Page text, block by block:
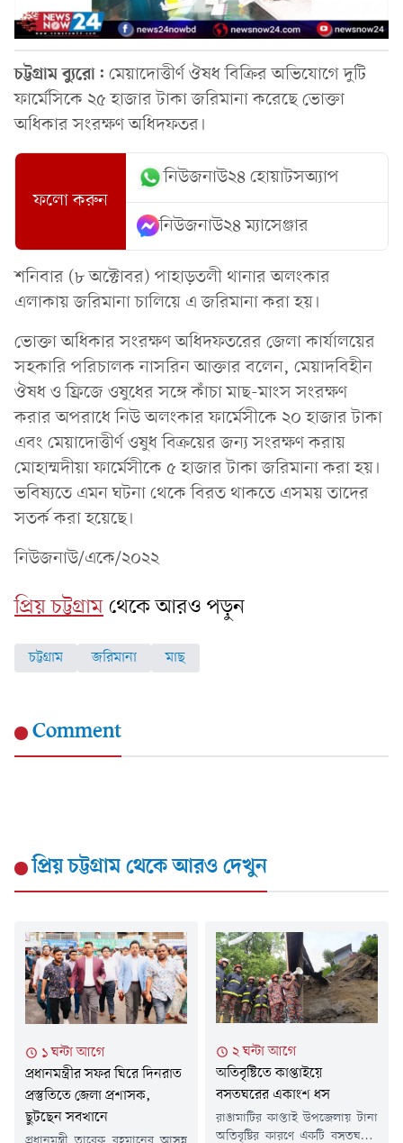
চট্টগ্রাম ব্যুরো: মেয়াদোত্তীর্ণ ঔষধ বিক্রির অভিযোগে দুটি
ফার্মেসিকে ২৫ হাজার টাকা জরিমানা করেছে ভোক্তা
অধিকার সংরক্ষণ অধিদফতর।
ফলো করুন
নিউজনাউ২৪ হোয়াটসঅ্যাপ
নিউজনাউ২৪ ম্যাসেঞ্জার
শনিবার (৮ অক্টোবর) পাহাড়তলী থানার অলংকার
এলাকায় জরিমানা চালিয়ে এ জরিমানা করা হয়।
ভোক্তা অধিকার সংরক্ষণ অধিদফতরের জেলা কার্যালয়ের
সহকারি পরিচালক নাসরিন আক্তার বলেন, মেয়াদবিহীন
ঔষধ ও ফ্রিজে ওষুধের সঙ্গে কাঁচা মাছ-মাংস সংরক্ষণ
করার অপরাধে নিউ অলংকার ফার্মেসীকে ২০ হাজার টাকা
এবং মেয়াদোত্তীর্ণ ওষুধ বিক্রয়ের জন্য সংরক্ষণ করায়
মোহাম্মদীয়া ফার্মেসীকে ৫ হাজার টাকা জরিমানা করা হয়।
ভবিষ্যতে এমন ঘটনা থেকে বিরত থাকতে এসময় তাদের
সতর্ক করা হয়েছে।
নিউজনাউ/একে/২০২২
প্রিয় চট্টগ্রামথেকে আরও পড়ুন
চট্টগ্রাম জরিমানা মাছ
Comment
প্রিয় চট্টগ্রামথেকে আরও দেখুন
১ ঘন্টা আগে
প্রধানমন্ত্রীর সফর ঘিরে দিনরাত
প্রস্তুতিতে জেলা প্রশাসক,
ছুটছেন সবখানে
২ ঘন্টা আগে
অতিবৃষ্টিতে কাপ্তাইয়ে
বসতঘরের একাংশ ধস
রাঙামাটির কাপ্তাই উপজেলায় টানা
অতিবৃষ্টির কারণে একটি বসতঘরের